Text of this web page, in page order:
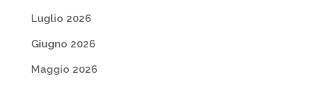
Luglio 2026
Giugno 2026
Maggio 2026